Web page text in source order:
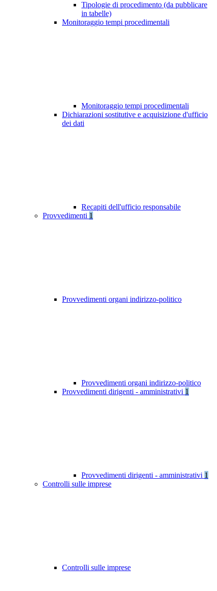
Tipologie di procedimento (da pubblicare
in tabelle)
Monitoraggio tempi procedimentali
Monitoraggio tempi procedimentali
Dichiarazioni sostitutive e acquisizione d'ufficio
dei dati
Recapiti dell'ufficio responsabile
Provvedimenti 1
Provvedimenti organi indirizzo-politico
Provvedimenti organi indirizzo-politico
Provvedimenti dirigenti - amministrativi 1
Provvedimenti dirigenti - amministrativi 1
Controlli sulle imprese
Controlli sulle imprese